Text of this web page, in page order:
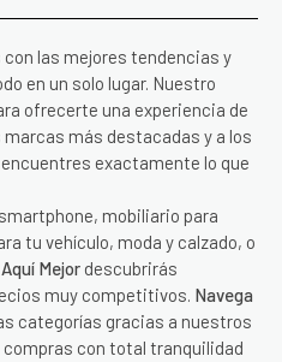
las mejores tendencias y
en un solo lugar. Nuestro
ofrecerte una experiencia de
más destacadas y a los
exactamente lo que
mobiliario para
tu vehículo, moda y calzado, o
Aquí Mejor descubrirás
muy competitivos. Navega
categorías gracias a nuestros
con total tranquilidad